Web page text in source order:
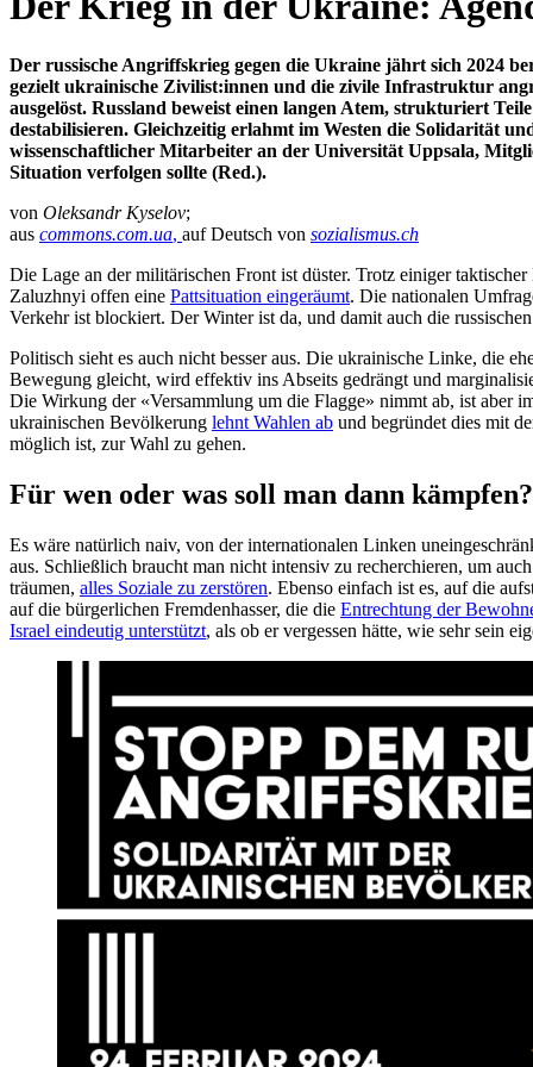
Der russische Angriffskrieg gegen die Ukraine jährt sich 2024
gezielt ukrainische Zivilist:innen und die zivile Infrastruktur
ausgelöst. Russland beweist einen langen Atem, strukturiert
destabilisieren. Gleichzeitig erlahmt im Westen die Solidarität
wissenschaftlicher Mitarbeiter an der Universität Uppsala,
Situation verfolgen sollte (Red.).
von Oleksandr Kyselov;
aus commons.com.ua, auf Deutsch von sozialismus.ch
Die Lage an der militärischen Front ist düster. Trotz einiger
Zaluzhnyi offen eine Pattsituation eingeräumt. Die nationalen
Verkehr ist blockiert. Der Winter ist da, und damit auch die
Politisch sieht es auch nicht besser aus. Die ukrainische Linke, die
Bewegung gleicht, wird effektiv ins Abseits gedrängt und
Die Wirkung der «Versammlung um die Flagge» nimmt ab, ist aber
ukrainischen Bevölkerung lehnt Wahlen ab und begründet dies mit
möglich ist, zur Wahl zu gehen.
Für wen oder was soll man dann kämpfen?
Es wäre natürlich naiv, von der internationalen Linken
aus. Schließlich braucht man nicht intensiv zu recherchieren, um
träumen, alles Soziale zu zerstören. Ebenso einfach ist es, auf die
auf die bürgerlichen Fremdenhasser, die die Entrechtung der
Israel eindeutig unterstützt, als ob er vergessen hätte, wie sehr sein